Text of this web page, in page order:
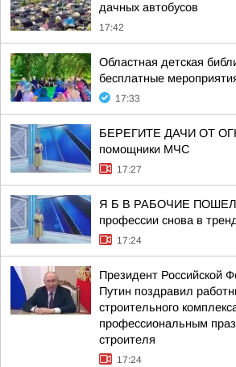
дачных автобусов
17:42
Областная детская
бесплатные
17:33
БЕРЕГИТЕ ДАЧИ ОТ
помощники МЧС
17:27
Я Б В РАБОЧИЕ
профессии снова в
17:24
Президент Российской
Путин поздравил
строительного
профессиональным
строителя
17:24